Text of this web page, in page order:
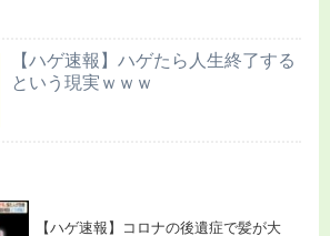
【ハゲ速報】ハゲたら人生終了する
という現実ｗｗｗ
【ハゲ速報】コロナの後遺症で髪が大